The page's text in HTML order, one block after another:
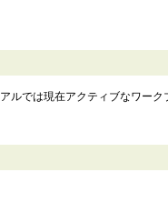
では現在アクティブなワー